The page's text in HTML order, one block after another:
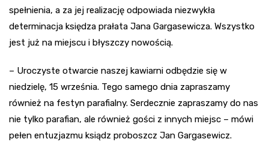
spełnienia, a za jej realizację odpowiada niezwykła
determinacja księdza prałata Jana Gargasewicza. Wszystko
jest już na miejscu i błyszczy nowością.
– Uroczyste otwarcie naszej kawiarni odbędzie się w
niedzielę, 15 września. Tego samego dnia zapraszamy
również na festyn parafialny. Serdecznie zapraszamy do nas
nie tylko parafian, ale również gości z innych miejsc – mówi
pełen entuzjazmu ksiądz proboszcz Jan Gargasewicz.